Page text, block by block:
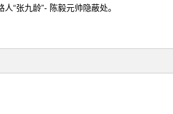
“张九龄”- 陈毅元帅隐蔽处。